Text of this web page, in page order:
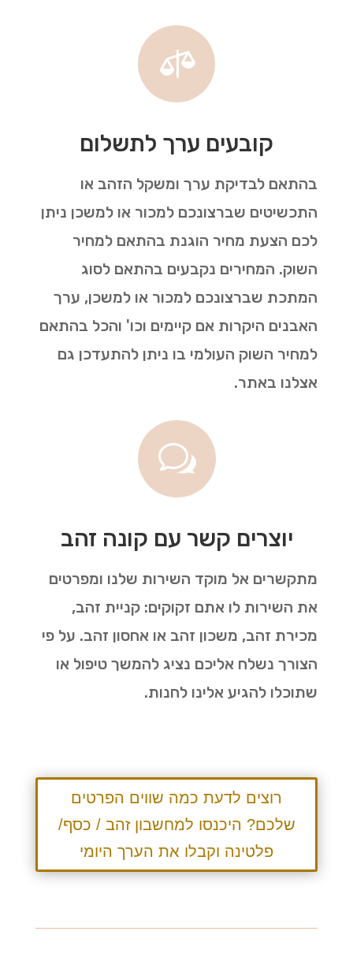

קובעים ערך לתשלום
בהתאם לבדיקת ערך ומשקל הזהב או
התכשיטים שברצונכם למכור או למשכן ניתן
לכם הצעת מחיר הוגנת בהתאם למחיר
השוק. המחירים נקבעים בהתאם לסוג
המתכת שברצונכם למכור או למשכן, ערך
האבנים היקרות אם קיימים וכו' והכל בהתאם
למחיר השוק העולמי בו ניתן להתעדכן גם
אצלנו באתר.
w
יוצרים קשר עם קונה זהב
מתקשרים אל מוקד השירות שלנו ומפרטים
את השירות לו אתם זקוקים: קניית זהב,
מכירת זהב, משכון זהב או אחסון זהב. על פי
הצורך נשלח אליכם נציג להמשך טיפול או
שתוכלו להגיע אלינו לחנות.
רוצים לדעת כמה שווים הפרטים
שלכם? היכנסו למחשבון זהב / כסף/
פלטינה וקבלו את הערך היומי